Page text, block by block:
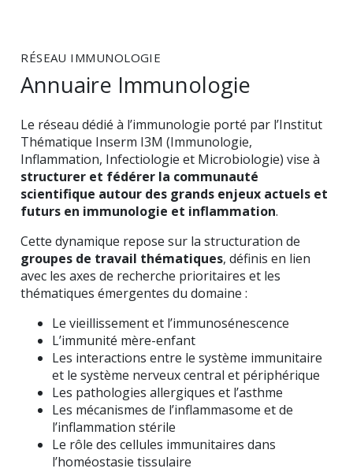
RÉSEAU IMMUNOLOGIE
Annuaire Immunologie
Le réseau dédié à l’immunologie porté par l’Institut
Thématique Inserm I3M (Immunologie,
Inflammation, Infectiologie et Microbiologie) vise à
structurer et fédérer la communauté
scientifique autour des grands enjeux actuels et
futurs en immunologie et inflammation.
Cette dynamique repose sur la structuration de
groupes de travail thématiques, définis en lien
avec les axes de recherche prioritaires et les
thématiques émergentes du domaine :
Le vieillissement et l’immunosénescence
L’immunité mère-enfant
Les interactions entre le système immunitaire
et le système nerveux central et périphérique
Les pathologies allergiques et l’asthme
Les mécanismes de l’inflammasome et de
l’inflammation stérile
Le rôle des cellules immunitaires dans
l’homéostasie tissulaire